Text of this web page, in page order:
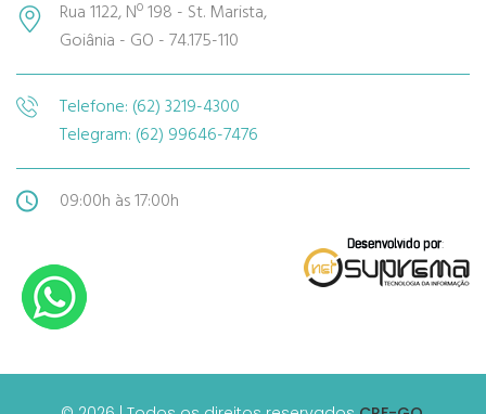
Rua 1122, Nº 198 - St. Marista,
Goiânia - GO - 74.175-110
Telefone: (62) 3219-4300
Telegram: (62) 99646-7476
09:00h às 17:00h